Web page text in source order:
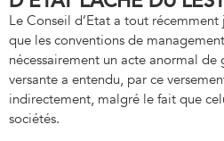
Le Conseil d’Etat a tout
que les conventions de
nécessairement un acte anormal de
versante a entendu, par ce
indirectement, malgré le fait que
sociétés.